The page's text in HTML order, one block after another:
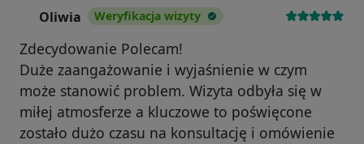
Oliwia Weryfikacja wizyty
Zdecydowanie Polecam!
Duże zaangażowanie i wyjaśnienie w czym
może stanowić problem. Wizyta odbyła się w
miłej atmosferze a kluczowe to poświęcone
zostało dużo czasu na konsultację i omówienie